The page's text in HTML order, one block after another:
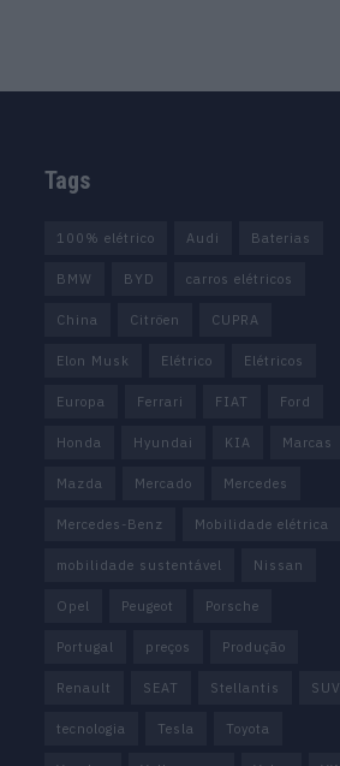
Tags
100% elétrico Audi Baterias
BMW BYD carros elétricos
China Citröen CUPRA
Elon Musk Elétrico Elétricos
Europa Ferrari FIAT Ford
Honda Hyundai KIA Marcas
Mazda Mercado Mercedes
Mercedes-Benz Mobilidade elétrica
mobilidade sustentável Nissan
Opel Peugeot Porsche
Portugal preços Produção
Renault SEAT Stellantis SUV
tecnologia Tesla Toyota